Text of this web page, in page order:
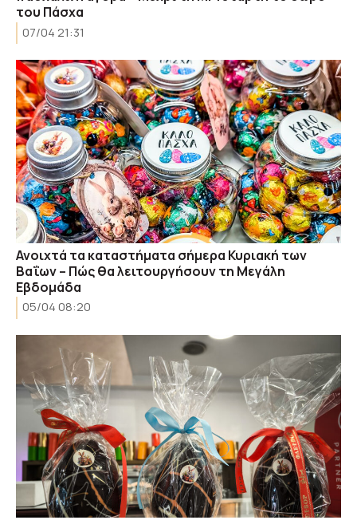
του Πάσχα
07/04 21:31
Ανοιχτά τα καταστήματα σήμερα Κυριακή των
Βαΐων – Πώς θα λειτουργήσουν τη Μεγάλη
Εβδομάδα
05/04 08:20